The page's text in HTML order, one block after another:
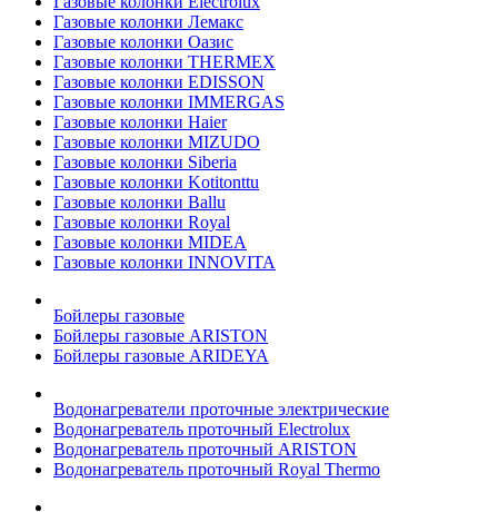
Газовые колонки Лемакс
Газовые колонки Оазис
Газовые колонки THERMEX
Газовые колонки EDISSON
Газовые колонки IMMERGAS
Газовые колонки Haier
Газовые колонки MIZUDO
Газовые колонки Siberia
Газовые колонки Kotitonttu
Газовые колонки Ballu
Газовые колонки Royal
Газовые колонки MIDEA
Газовые колонки INNOVITA
Бойлеры газовые
Бойлеры газовые ARISTON
Бойлеры газовые ARIDEYA
Водонагреватели проточные электрические
Водонагреватель проточный Electrolux
Водонагреватель проточный ARISTON
Водонагреватель проточный Royal Thermo